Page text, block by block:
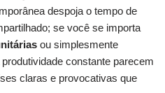
despoja o tempo de
se você se importa
ou simplesmente
constante parecem
claras e provocativas que